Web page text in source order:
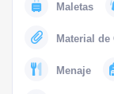
Maletas
Material de
Menaje